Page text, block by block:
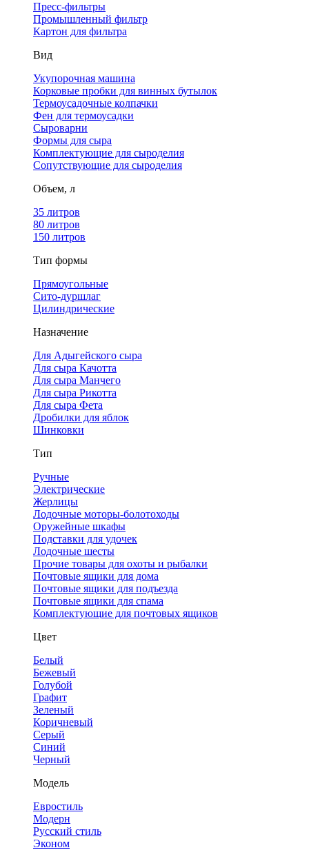
Пресс-фильтры
Промышленный фильтр
Картон для фильтра
Вид
Укупорочная машина
Корковые пробки для винных бутылок
Термоусадочные колпачки
Фен для термоусадки
Сыроварни
Формы для сыра
Комплектующие для сыроделия
Сопутствующие для сыроделия
Объем, л
35 литров
80 литров
150 литров
Тип формы
Прямоугольные
Сито-дуршлаг
Цилиндрические
Назначение
Для Адыгейского сыра
Для сыра Качотта
Для сыра Манчего
Для сыра Рикотта
Для сыра Фета
Дробилки для яблок
Шинковки
Тип
Ручные
Электрические
Жерлицы
Лодочные моторы-болотоходы
Оружейные шкафы
Подставки для удочек
Лодочные шесты
Прочие товары для охоты и рыбалки
Почтовые ящики для дома
Почтовые ящики для подъезда
Почтовые ящики для спама
Комплектующие для почтовых ящиков
Цвет
Белый
Бежевый
Голубой
Графит
Зеленый
Коричневый
Серый
Синий
Черный
Модель
Евростиль
Модерн
Русский стиль
Эконом